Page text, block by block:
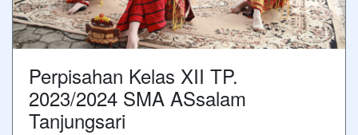
Perpisahan Kelas XII TP.
2023/2024 SMA ASsalam
Tanjungsari